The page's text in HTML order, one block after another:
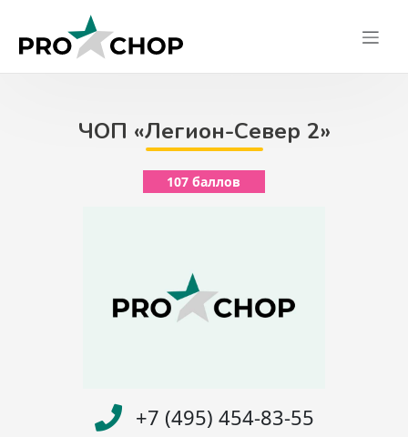
content
ЧОП «Легион-Север 2»
107 баллов
+7 (495) 454-83-55